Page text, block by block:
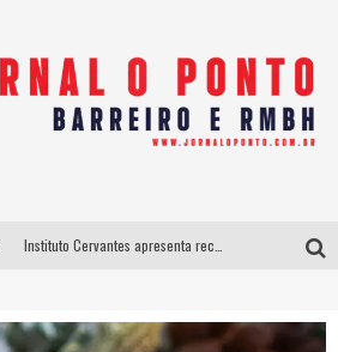
BH recebe nesta quinta-feira lançamento do jogo “Coleta Seletiva” com roda de conversa entre agentes da sustentabilidade